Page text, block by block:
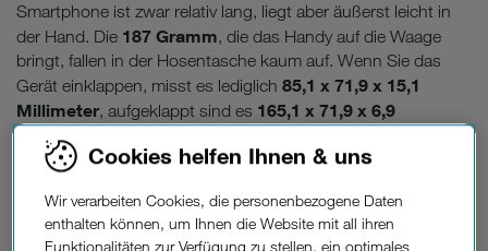
Smartphone ist zwar relativ lang, liegt aber äußerst leicht in
der Hand. Die 187 Gramm, die das Handy auf die Waage
bringt, fallen in der Hosentasche kaum auf. Wenn Sie das
Gerät einklappen, misst es lediglich 85,1 x 71,9 x 15,1
Millimeter, aufgeklappt sind es 165,1 x 71,9 x 6,9
Millimeter
ist. Und so eine süße Versuchung findet in jeder Handtasche
unterschiedlichen Farben: zartesCream, frischesMint
lieblichesLavender und klassischesGraphite.Neben dem
Cookies helfen Ihnen & uns
Wir verarbeiten Cookies, die personenbezogene Daten
enthalten können, um Ihnen die Website mit all ihren
Funktionalitäten zur Verfügung zu stellen, ein optimales